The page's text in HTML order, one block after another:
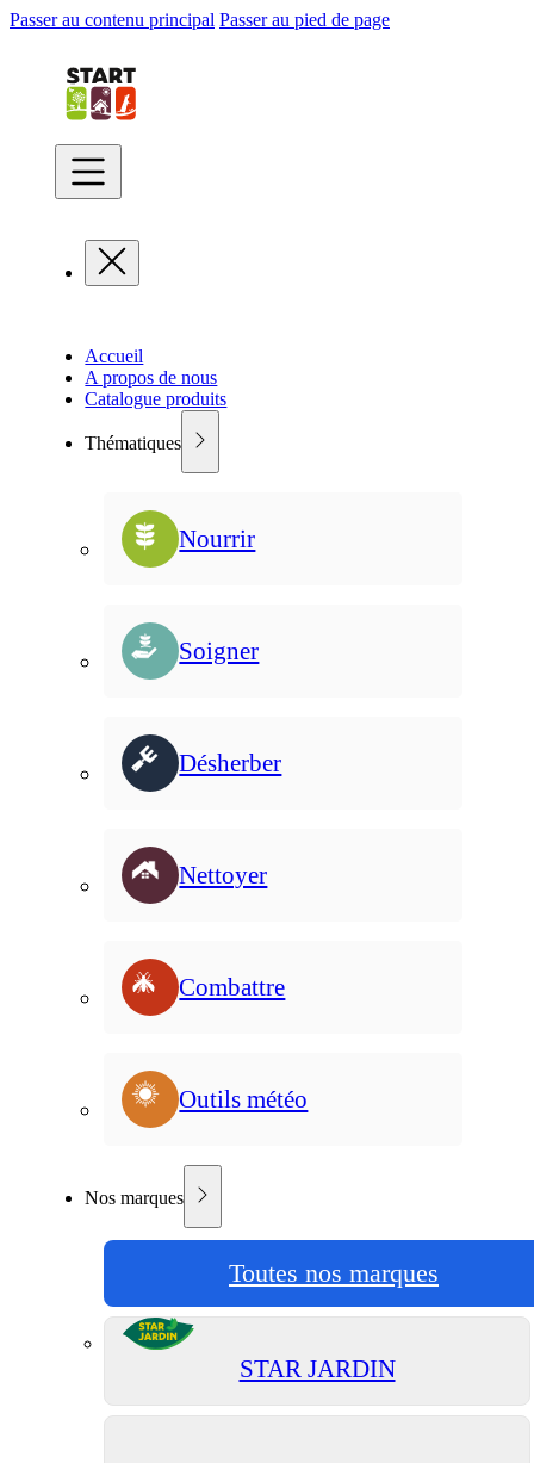
Passer au contenu principal Passer au pied de page
Accueil
A propos de nous
Catalogue produits
Thématiques
Nourrir
Soigner
Désherber
Nettoyer
Combattre
Outils météo
Nos marques
Toutes nos marques
STAR JARDIN